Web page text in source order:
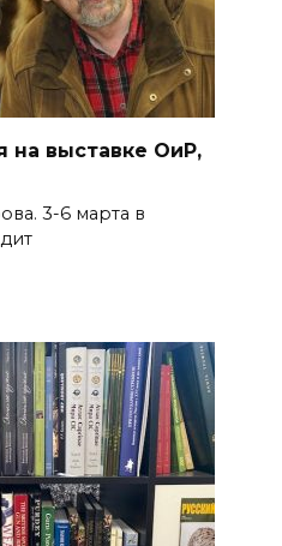
на выставке ОиР,
3-6 марта в